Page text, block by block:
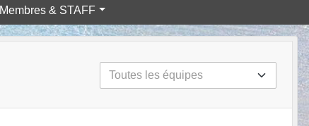
Membres & STAFF